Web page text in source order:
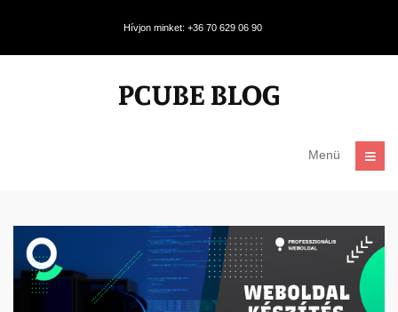
Hívjon minket: +36 70 629 06 90
Menü